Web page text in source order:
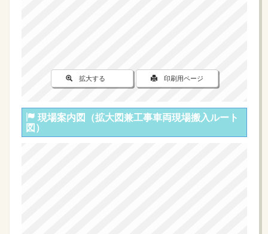
拡大する 印刷用ページ
現場案内図（拡大図兼工事車両現場搬入ルート
図）